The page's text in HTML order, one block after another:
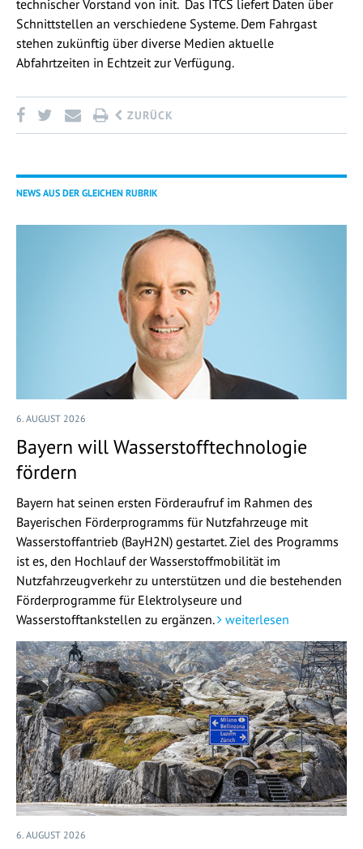
technischer Vorstand von init. Das ITCS liefert Daten über
Schnittstellen an verschiedene Systeme. Dem Fahrgast
stehen zukünftig über diverse Medien aktuelle
Abfahrtzeiten in Echtzeit zur Verfügung.
ZURÜCK
NEWS AUS DER GLEICHEN RUBRIK
6. AUGUST 2026
Bayern will Wasserstofftechnologie
fördern
Bayern hat seinen ersten Förderaufruf im Rahmen des
Bayerischen Förderprogramms für Nutzfahrzeuge mit
Wasserstoffantrieb (BayH2N) gestartet. Ziel des Programms
ist es, den Hochlauf der Wasserstoffmobilität im
Nutzfahrzeugverkehr zu unterstützen und die bestehenden
Förderprogramme für Elektrolyseure und
Wasserstofftankstellen zu ergänzen.
weiterlesen
6. AUGUST 2026